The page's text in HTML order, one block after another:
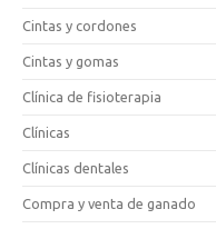
Cintas y cordones
Cintas y gomas
Clínica de fisioterapia
Clínicas
Clínicas dentales
Compra y venta de ganado